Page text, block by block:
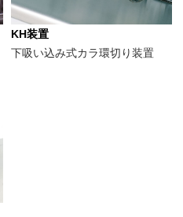
KH装置
下吸い込み式カラ環切り装置